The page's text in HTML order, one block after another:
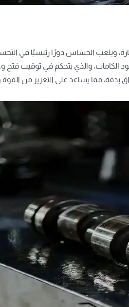
ويلعب الحساس دورًا رئيسيًا في
الكامات، والذي يتحكم في توقيت
مما يساعد على التعزيز من القوة